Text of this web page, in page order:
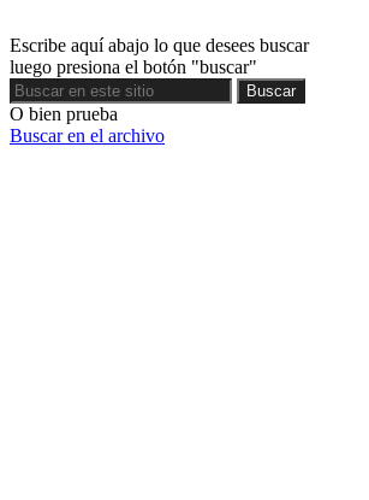
Escribe aquí abajo lo que desees buscar
luego presiona el botón "buscar"
Buscar
Buscar
O bien prueba
Buscar en el archivo